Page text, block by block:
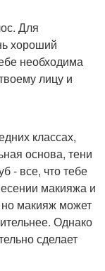
Для
хороший
необходима
лицу и
классах,
основа, тени
- все, что тебе
макияжа и
но макияж может
Однако
сделает